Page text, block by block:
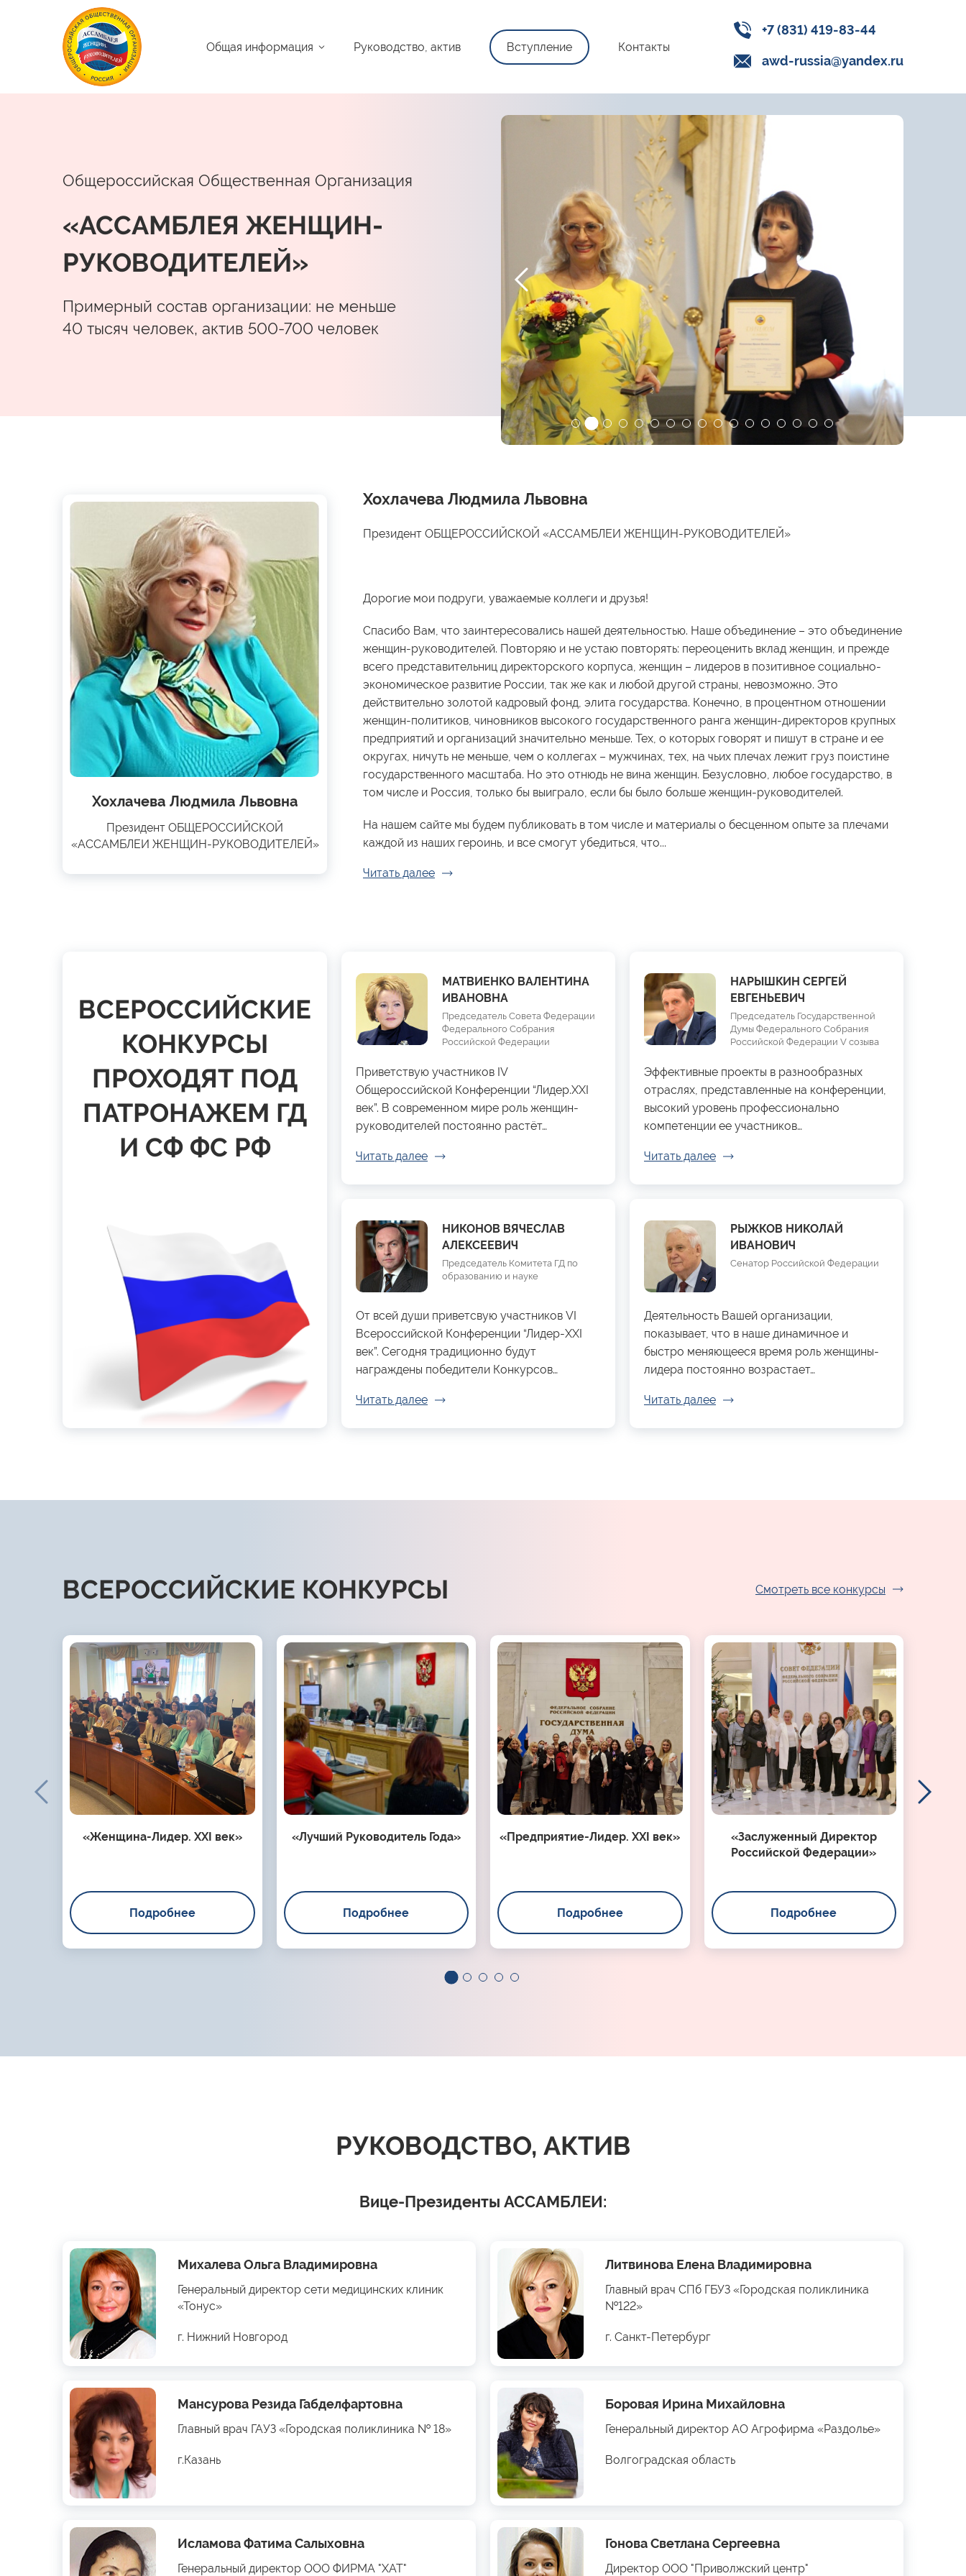
Общая информация Руководство, актив Вступление Контакты
+7 (831) 419-83-44
awd-russia@yandex.ru
Общероссийская Общественная Организация
«АССАМБЛЕЯ ЖЕНЩИН-
РУКОВОДИТЕЛЕЙ»
Примерный состав организации: не меньше
40 тысяч человек, актив 500-700 человек
Хохлачева Людмила Львовна
Президент ОБЩЕРОССИЙСКОЙ
«АССАМБЛЕИ ЖЕНЩИН-РУКОВОДИТЕЛЕЙ»
Хохлачева Людмила Львовна
Президент ОБЩЕРОССИЙСКОЙ «АССАМБЛЕИ ЖЕНЩИН-РУКОВОДИТЕЛЕЙ»
Дорогие мои подруги, уважаемые коллеги и друзья!
Спасибо Вам, что заинтересовались нашей деятельностью. Наше объединение – это объединение
женщин-руководителей. Повторяю и не устаю повторять: переоценить вклад женщин, и прежде
всего представительниц директорского корпуса, женщин – лидеров в позитивное социально-
экономическое развитие России, так же как и любой другой страны, невозможно. Это
действительно золотой кадровый фонд, элита государства. Конечно, в процентном отношении
женщин-политиков, чиновников высокого государственного ранга женщин-директоров крупных
предприятий и организаций значительно меньше. Тех, о которых говорят и пишут в стране и ее
округах, ничуть не меньше, чем о коллегах – мужчинах, тех, на чьих плечах лежит груз поистине
государственного масштаба. Но это отнюдь не вина женщин. Безусловно, любое государство, в
том числе и Россия, только бы выиграло, если бы было больше женщин-руководителей.
На нашем сайте мы будем публиковать в том числе и материалы о бесценном опыте за плечами
каждой из наших героинь, и все смогут убедиться, что...
Читать далее
ВСЕРОССИЙСКИЕ
КОНКУРСЫ
ПРОХОДЯТ ПОД
ПАТРОНАЖЕМ ГД
И СФ ФС РФ
МАТВИЕНКО ВАЛЕНТИНА
ИВАНОВНА
Председатель Совета Федерации
Федерального Собрания
Российской Федерации
Приветствую участников IV
Общероссийской Конференции “Лидер.XXI
век”. В современном мире роль женщин-
руководителей постоянно растёт…
Читать далее
НАРЫШКИН СЕРГЕЙ
ЕВГЕНЬЕВИЧ
Председатель Государственной
Думы Федерального Собрания
Российской Федерации V созыва
Эффективные проекты в разнообразных
отраслях, представленные на конференции,
высокий уровень профессионально
компетенции ее участников…
Читать далее
НИКОНОВ ВЯЧЕСЛАВ
АЛЕКСЕЕВИЧ
Председатель Комитета ГД по
образованию и науке
От всей души приветсвую участников VI
Всероссийской Конференции “Лидер-XXI
век”. Сегодня традиционно будут
награждены победители Конкурсов…
Читать далее
РЫЖКОВ НИКОЛАЙ
ИВАНОВИЧ
Сенатор Российской Федерации
Деятельность Вашей организации,
показывает, что в наше динамичное и
быстро меняющееся время роль женщины-
лидера постоянно возрастает…
Читать далее
ВСЕРОССИЙСКИЕ КОНКУРСЫ Смотреть все конкурсы
«Женщина-Лидер. XXI век»
Подробнее
«Лучший Руководитель Года»
Подробнее
«Предприятие-Лидер. XXI век»
Подробнее
«Заслуженный Директор
Российской Федерации»
Подробнее
РУКОВОДСТВО, АКТИВ
Вице-Президенты АССАМБЛЕИ:
Михалева Ольга Владимировна
Генеральный директор сети медицинских клиник
«Тонус»
г. Нижний Новгород
Литвинова Елена Владимировна
Главный врач СПб ГБУЗ «Городская поликлиника
№122»
г. Санкт-Петербург
Мансурова Резида Габделфартовна
Главный врач ГАУЗ «Городская поликлиника № 18»
г.Казань
Боровая Ирина Михайловна
Генеральный директор АО Агрофирма «Раздолье»
Волгоградская область
Исламова Фатима Салыховна
Генеральный директор ООО ФИРМА "ХАТ"
Гонова Светлана Сергеевна
Директор ООО "Приволжский центр"